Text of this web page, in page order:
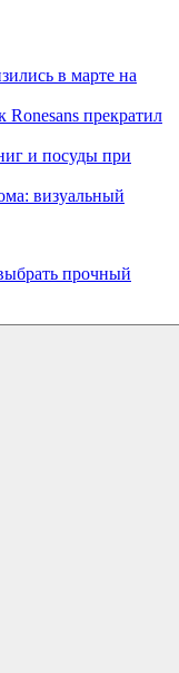
в марте на
прекратил
и посуды при
визуальный
прочный